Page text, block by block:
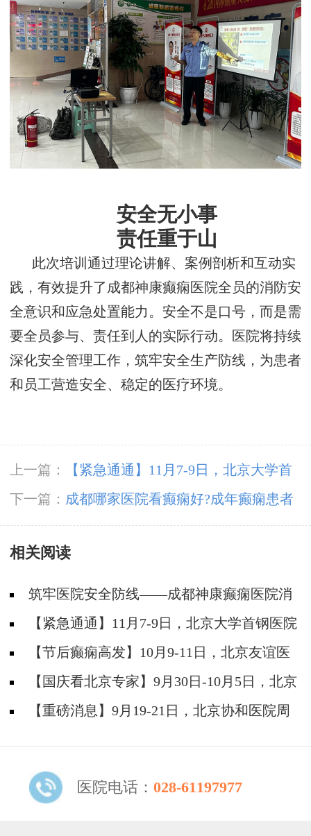
安全无小事
责任重于山
此次培训通过理论讲解、案例剖析和互动实
践，有效提升了成都神康癫痫医院全员的消防安
全意识和应急处置能力。安全不是口号，而是需
要全员参与、责任到人的实际行动。医院将持续
深化安全管理工作，筑牢安全生产防线，为患者
和员工营造安全、稳定的医疗环境。
上一篇：
【紧急通通】11月7-9日，北京大学首
钢医院神经内科胡颖教授亲临成都会诊，破解癫
痫疑难
下一篇： 成都哪家医院看癫痫好?成年癫痫患者
日常应如何护理?
相关阅读
筑牢医院安全防线——成都神康癫痫医院消
防安全培训纪实
【紧急通通】11月7-9日，北京大学首钢医院
神经内科胡颖教授亲临成都会诊，破解癫痫疑难
【节后癫痫高发】10月9-11日，北京友谊医
院陈葵博士免费会诊+治疗援助，破解癫痫难
题！
【国庆看北京专家】9月30日-10月5日，北京
天坛&首钢医院两大专家蓉城亲诊+癫痫大额救
【重磅消息】9月19-21日，北京协和医院周
医院电话： 028-61197977